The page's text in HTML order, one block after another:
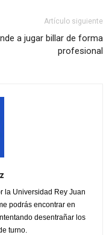
Artículo siguiente
a jugar billar de forma
profesional
la Universidad Rey Juan
podrás encontrar en
desentrañar los
turno.